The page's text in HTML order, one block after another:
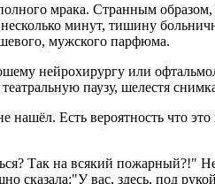
мрака. Странным
минут, тишину
мужского парфюма.
нейрохирургу или
паузу, шелестя
Есть вероятность что
Так на всякий пожарный?!"
сказала:"У вас, здесь, под